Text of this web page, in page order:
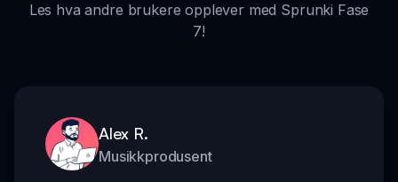
Les hva andre brukere opplever med Sprunki Fase
7!
Alex R.
Musikkprodusent